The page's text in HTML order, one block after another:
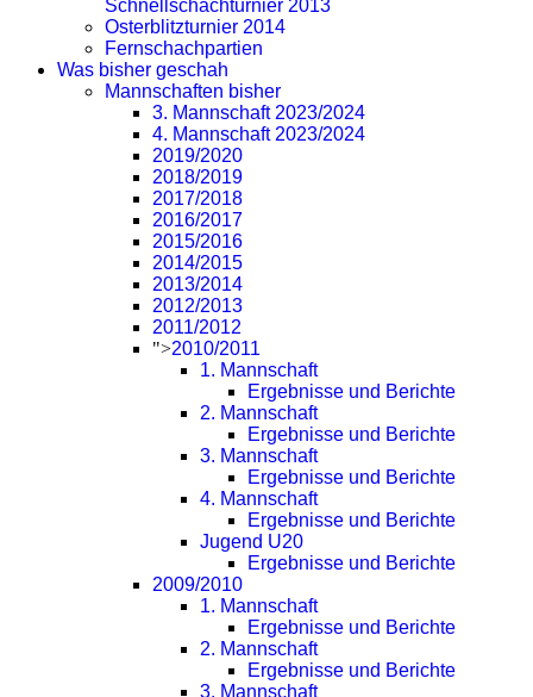
Schnellschachturnier 2013
Osterblitzturnier 2014
Fernschachpartien
Was bisher geschah
Mannschaften bisher
3. Mannschaft 2023/2024
4. Mannschaft 2023/2024
2019/2020
2018/2019
2017/2018
2016/2017
2015/2016
2014/2015
2013/2014
2012/2013
2011/2012
">2010/2011
1. Mannschaft
Ergebnisse und Berichte
2. Mannschaft
Ergebnisse und Berichte
3. Mannschaft
Ergebnisse und Berichte
4. Mannschaft
Ergebnisse und Berichte
Jugend U20
Ergebnisse und Berichte
2009/2010
1. Mannschaft
Ergebnisse und Berichte
2. Mannschaft
Ergebnisse und Berichte
3. Mannschaft